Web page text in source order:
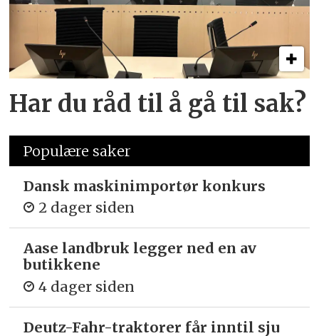
Har du råd til å gå til sak?
Populære saker
Dansk maskinimportør konkurs
2 dager siden
Aase landbruk legger ned en av
butikkene
4 dager siden
Deutz-Fahr-traktorer får inntil sju